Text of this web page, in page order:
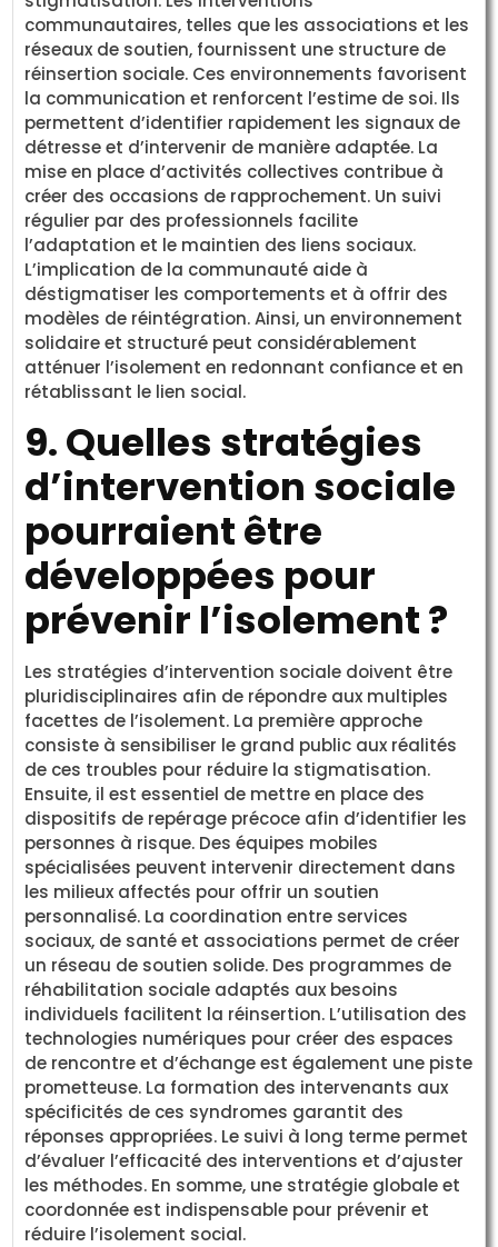
communautaires, telles que les associations et les
réseaux de soutien, fournissent une structure de
réinsertion sociale. Ces environnements favorisent
la communication et renforcent l’estime de soi. Ils
permettent d’identifier rapidement les signaux de
détresse et d’intervenir de manière adaptée. La
mise en place d’activités collectives contribue à
créer des occasions de rapprochement. Un suivi
régulier par des professionnels facilite
l’adaptation et le maintien des liens sociaux.
L’implication de la communauté aide à
déstigmatiser les comportements et à offrir des
modèles de réintégration. Ainsi, un environnement
solidaire et structuré peut considérablement
atténuer l’isolement en redonnant confiance et en
rétablissant le lien social.
9. Quelles stratégies
d’intervention sociale
pourraient être
développées pour
prévenir l’isolement ?
Les stratégies d’intervention sociale doivent être
pluridisciplinaires afin de répondre aux multiples
facettes de l’isolement. La première approche
consiste à sensibiliser le grand public aux réalités
de ces troubles pour réduire la stigmatisation.
Ensuite, il est essentiel de mettre en place des
dispositifs de repérage précoce afin d’identifier les
personnes à risque. Des équipes mobiles
spécialisées peuvent intervenir directement dans
les milieux affectés pour offrir un soutien
personnalisé. La coordination entre services
sociaux, de santé et associations permet de créer
un réseau de soutien solide. Des programmes de
réhabilitation sociale adaptés aux besoins
individuels facilitent la réinsertion. L’utilisation des
technologies numériques pour créer des espaces
de rencontre et d’échange est également une piste
prometteuse. La formation des intervenants aux
spécificités de ces syndromes garantit des
réponses appropriées. Le suivi à long terme permet
d’évaluer l’efficacité des interventions et d’ajuster
les méthodes. En somme, une stratégie globale et
coordonnée est indispensable pour prévenir et
réduire l’isolement social.